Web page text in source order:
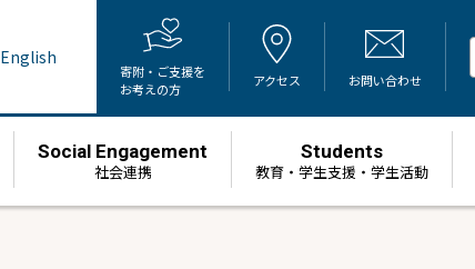
English
寄附・ご支援を
お考えの方
アクセス お問い合わせ
Social Engagement
社会連携
Students
教育・学生支援・学生活動